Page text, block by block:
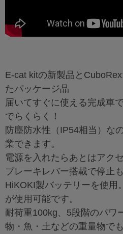
E-cat kitの新製品と
たパッケージ品
届いてすぐに使える完成車
でらくらく！
防塵防水性（IP54相当）な
業できます。
電源を入れたらあとはアク
ブレーキレバー搭載で停止
HiKOKI製バッテリーを使用
が使用可能です。
耐荷重100kg、5段階のパワ
物・魚・土などの重量物で